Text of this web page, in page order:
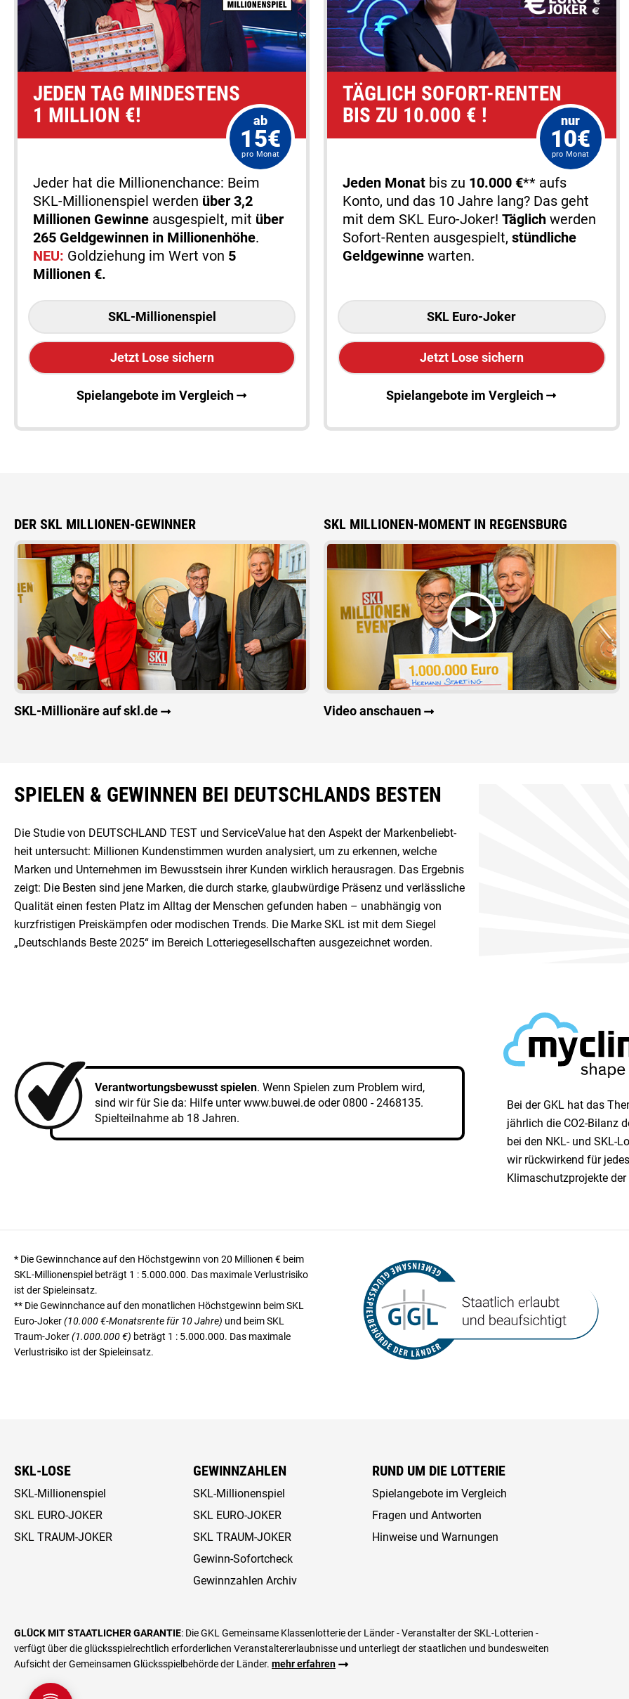
JEDEN TAG MINDESTENS
1 MILLION €!
ab
15€
pro Monat
Jeder hat die Millionenchance: Beim
SKL-Millionenspiel werden über 3,2
Millionen Gewinne ausgespielt, mit über
265 Geldgewinnen in Millionenhöhe.
NEU: Goldziehung im Wert von 5
Millionen €.
SKL-Millionenspiel
Jetzt Lose sichern
Spielangebote im Vergleich
TÄGLICH SOFORT-RENTEN
BIS ZU 10.000 € !
nur
10€
pro Monat
Jeden Monat bis zu 10.000 €** aufs
Konto, und das 10 Jahre lang? Das geht
mit dem SKL Euro-Joker!Täglich werden
Sofort-Renten ausgespielt,stündliche
Geldgewinne warten.
SKL Euro-Joker
Jetzt Lose sichern
Spielangebote im Vergleich
DER SKL MILLIONEN-GEWINNER
SKL-Millionäre auf skl.de
SKL MILLIONEN-MOMENT IN REGENSBURG
Video anschauen
SPIELEN & GEWINNEN BEI DEUTSCHLANDS BESTEN
Die Studie von DEUTSCHLAND TEST und ServiceValue hat den Aspekt der Marken­beliebt­
heit untersucht: Millionen Kundenstimmen wurden analysiert, um zu erkennen, welche
Marken und Unternehmen im Bewusstsein ihrer Kunden wirklich herausragen. Das Ergebnis
zeigt: Die Besten sind jene Marken, die durch starke, glaubwürdige Präsenz und verlässliche
Qualität einen festen Platz im Alltag der Menschen gefunden haben – unabhängig von
kurzfristigen Preiskämpfen oder modischen Trends. Die Marke SKL ist mit dem Siegel
„Deutschlands Beste 2025“ im Bereich Lotteriegesellschaften ausgezeichnet worden.
Verantwortungsbewusst spielen. Wenn Spielen zum Problem wird,
sind wir für Sie da: Hilfe unterwww.buwei.de oder0800 - 2468135.
Spielteilnahme ab 18 Jahren.
Bei der GKL hat das
jährlich die CO2-Bilanz
bei den NKL- und SKL-
wir rück­wirkend für
Klimaschutzprojekte
* Die Gewinnchance auf den Höchstgewinn von 20 Millionen € beim
SKL-Millionenspiel beträgt 1 : 5.000.000. Das maximale Verlustrisiko
ist der Spieleinsatz.
** Die Gewinnchance auf den monatlichen Höchstgewinn beim SKL
Euro-Joker(10.000 €-Monatsrente für 10 Jahre) und beim SKL
Traum-Joker(1.000.000 €) beträgt 1 : 5.000.000. Das maximale
Verlustrisiko ist der Spieleinsatz.
SKL-LOSE
SKL-Millionenspiel
SKL EURO-JOKER
SKL TRAUM-JOKER
GEWINNZAHLEN
SKL-Millionenspiel
SKL EURO-JOKER
SKL TRAUM-JOKER
Gewinn-Sofortcheck
Gewinnzahlen Archiv
RUND UM DIE LOTTERIE
Spielangebote im Vergleich
Fragen und Antworten
Hinweise und Warnungen
GLÜCK MIT STAATLICHER GARANTIE: Die GKL Gemeinsame Klassenlotterie der Länder - Veranstalter der SKL-Lotterien -
verfügt über die glücks­spiel­rechtlich erforderlichen Veranstalter­erlaubnisse und unterliegt der staatlichen und bundesweiten
Aufsicht der Gemeinsamen Glücksspielbehörde der Länder. mehr erfahren